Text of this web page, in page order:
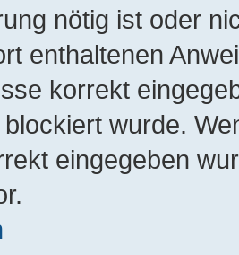
nötig ist oder
enthaltenen
korrekt
wurde.
eingegeben